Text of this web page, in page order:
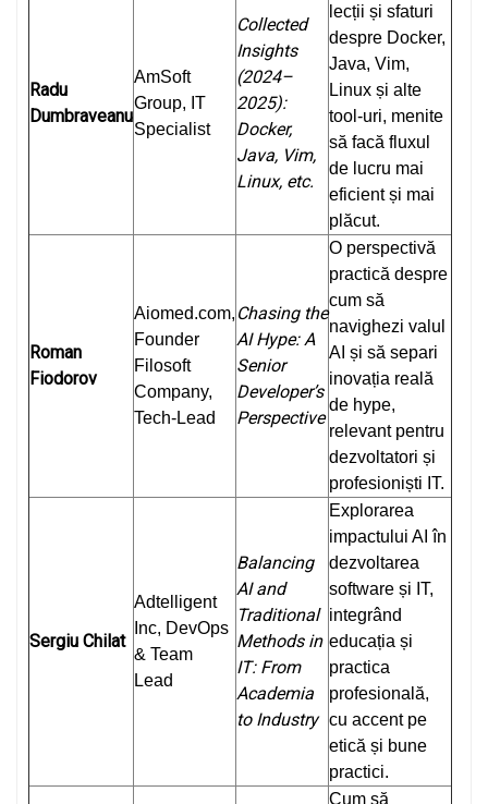
Radu
Dumbraveanu
AmSoft
Group, IT
Specialist
Collected
Insights
(2024–
2025):
Docker,
Java, Vim,
Linux, etc.
lecții și sfaturi
despre Docker,
Java, Vim,
Linux și alte
tool-uri, menite
să facă fluxul
de lucru mai
eficient și mai
plăcut.
Roman
Fiodorov
Aiomed.com,
Founder
Filosoft
Company,
Tech-Lead
Chasing the
AI Hype: A
Senior
Developer’s
Perspective
O perspectivă
practică despre
cum să
navighezi valul
AI și să separi
inovația reală
de hype,
relevant pentru
dezvoltatori și
profesioniști IT.
Sergiu Chilat
Adtelligent
Inc, DevOps
& Team
Lead
Balancing
AI and
Traditional
Methods in
IT: From
Academia
to Industry
Explorarea
impactului AI în
dezvoltarea
software și IT,
integrând
educația și
practica
profesională,
cu accent pe
etică și bune
practici.
Cum să